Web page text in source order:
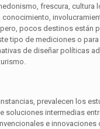
frescura, cultura
conocimiento,
pocos destinos están
tipo de mediciones o
de diseñar políticas
prevalecen los
soluciones intermedias
e innovaciones